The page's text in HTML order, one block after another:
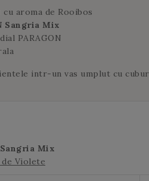
aroma de Rooibos
Sangria Mix
PARAGON
intr-un vas umplut cu
Mix
Violete